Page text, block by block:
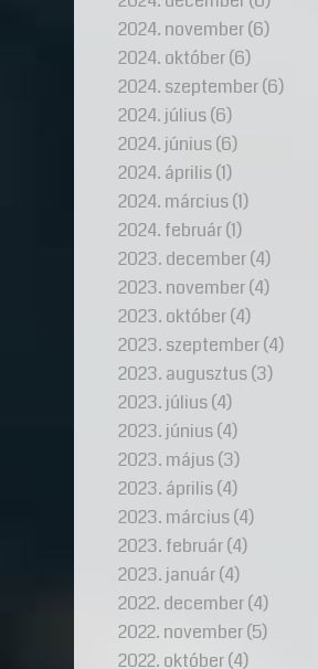
2024. november(6)
2024. október(6)
2024. szeptember(6)
2024. július(6)
2024. június(6)
2024. április(1)
2024. március(1)
2024. február(1)
2023. december(4)
2023. november(4)
2023. október(4)
2023. szeptember(4)
2023. augusztus(3)
2023. július(4)
2023. június(4)
2023. május(3)
2023. április(4)
2023. március(4)
2023. február(4)
2023. január(4)
2022. december(4)
2022. november(5)
2022. október(4)